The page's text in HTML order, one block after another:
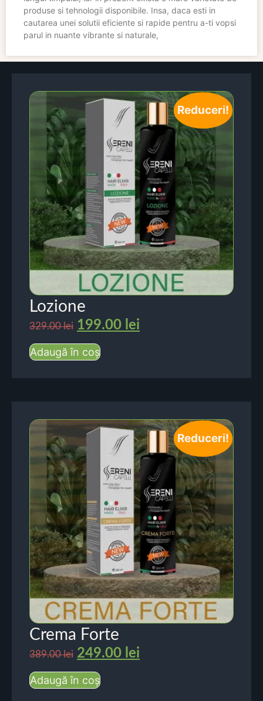
produse si tehnologii disponibile. Insa, daca esti in
cautarea unei solutii eficiente si rapide pentru a-ti vopsi
parul in nuante vibrante si naturale,
Reduceri!
Lozione
329.00lei 199.00 lei
Adaugă în coș
Reduceri!
Crema Forte
389.00lei 249.00 lei
Adaugă în coș